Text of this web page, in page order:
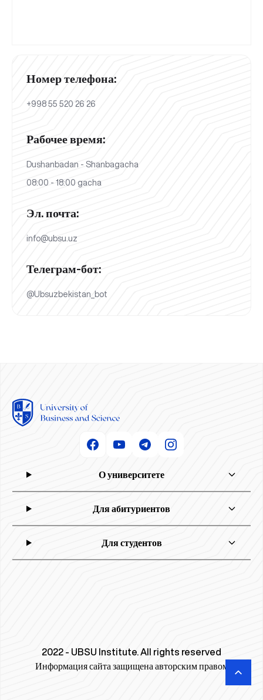
Номер телефона:
+998 55 520 26 26
Рабочее время:
Dushanbadan - Shanbagacha
08:00 - 18:00 gacha
Эл. почта:
info@ubsu.uz
Телеграм-бот:
@Ubsuzbekistan_bot
О университете
Для абитуриентов
Для студентов
2022 - UBSU Institute. All rights reserved
Информация сайта защищена авторским правом